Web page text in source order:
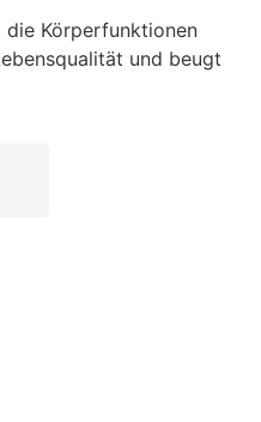
die Körperfunktionen
und beugt